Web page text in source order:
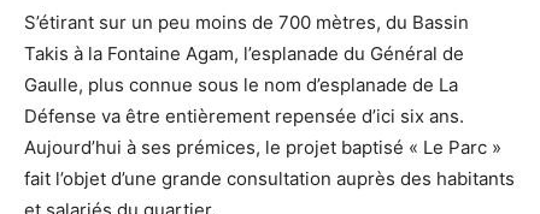
S’étirant sur un peu moins de 700 mètres, du Bassin
Takis à la Fontaine Agam, l’esplanade du Général de
Gaulle, plus connue sous le nom d’esplanade de La
Défense va être entièrement repensée d’ici six ans.
Aujourd’hui à ses prémices, le projet baptisé « Le Parc »
fait l’objet d’une grande consultation auprès des habitants
et salariés du quartier.